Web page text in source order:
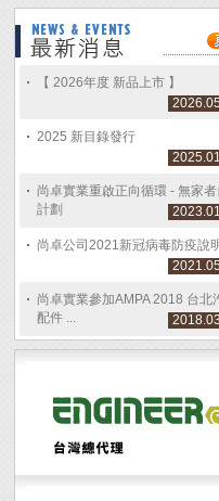
【 2026年度 新品上市 】
2025 新目錄發行
尚卓實業重啟正向循環 - 無家者
計劃
尚卓公司2021新冠病毒防疫說
尚卓實業參加AMPA 2018 台北
配件 ...